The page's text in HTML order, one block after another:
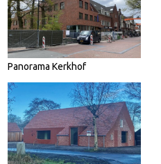
Panorama Kerkhof